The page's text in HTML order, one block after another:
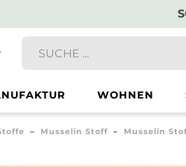
WOHNEN
Musselin Stoff Musselin